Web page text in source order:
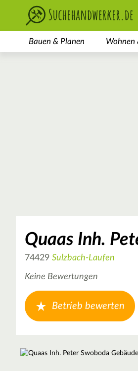
Bauen & Planen Wohnen
Quaas Inh.
74429 Sulzbach-Laufen
Keine Bewertungen
Betrieb bewerten